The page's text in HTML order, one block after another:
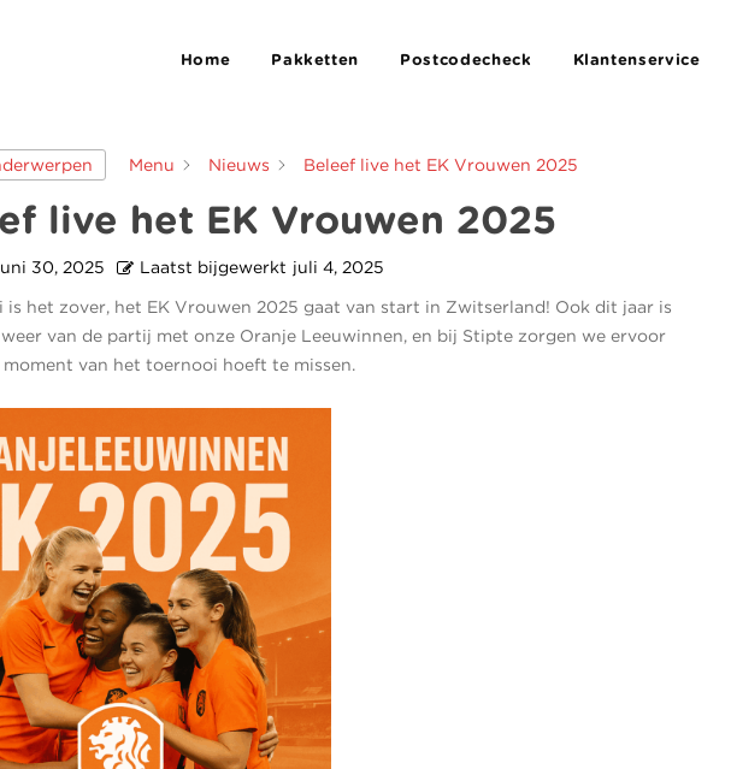
Home Pakketten Postcodecheck Klantenservice
Menu Nieuws Beleef live het EK Vrouwen 2025
live het EK Vrouwen 2025
30, 2025 Laatst bijgewerkt juli 4, 2025
is het zover, het EK Vrouwen 2025 gaat van start in Zwitserland! Ook dit jaar is
van de partij met onze Oranje Leeuwinnen, en bij Stipte zorgen we ervoor
van het toernooi hoeft te missen.